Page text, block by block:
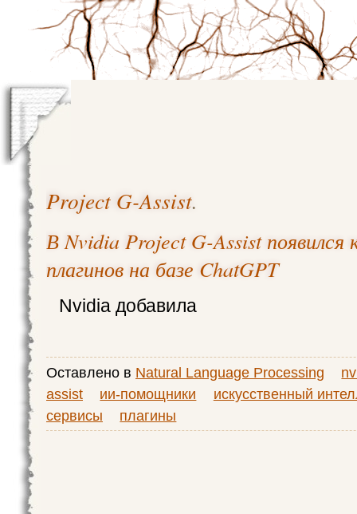
Project G-Assist.
В Nvidia Project G-Assist появился
плагинов на базе ChatGPT
Nvidia добавила
Оставлено в Natural Language Processing
assist
ии-помощники
искусственный
сервисы
плагины